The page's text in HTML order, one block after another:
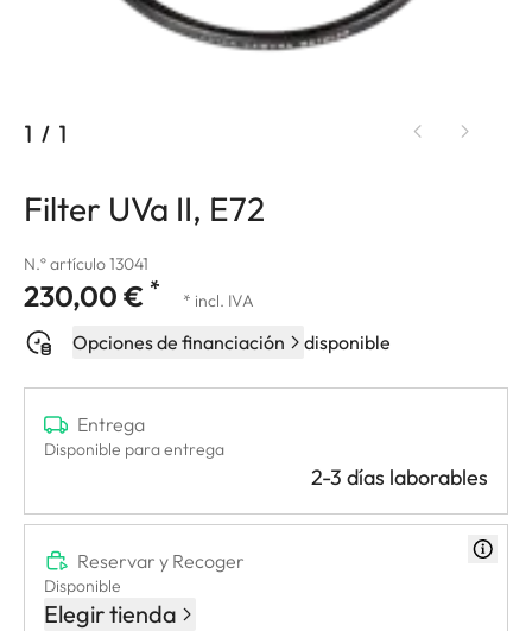
1 / 1
Filter UVa II, E72
N.º artículo 13041
230,00 € * * incl. IVA
Opciones de financiación disponible
Entrega
Disponible para entrega
2-3 días laborables
Reservar y Recoger
Disponible
Elegir tienda